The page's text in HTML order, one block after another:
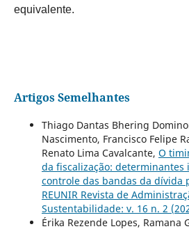
equivalente.
Artigos Semelhantes
Thiago Dantas Bhering
Nascimento, Francisco Felipe
Renato Lima Cavalcante, O
da fiscalização:
controle das bandas da dívida
REUNIR Revista de
Sustentabilidade: v. 16 n. 2
Érika Rezende Lopes, Ramana